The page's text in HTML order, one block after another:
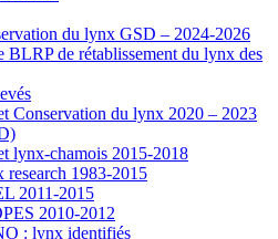
du lynx GSD – 2024-2026
BLRP de rétablissement du lynx des
Conservation du lynx 2020 – 2023
lynx-chamois 2015-2018
research 1983-2015
2011-2015
2010-2012
: lynx identifiés